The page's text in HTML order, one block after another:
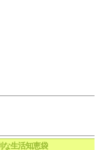
な生活知恵袋